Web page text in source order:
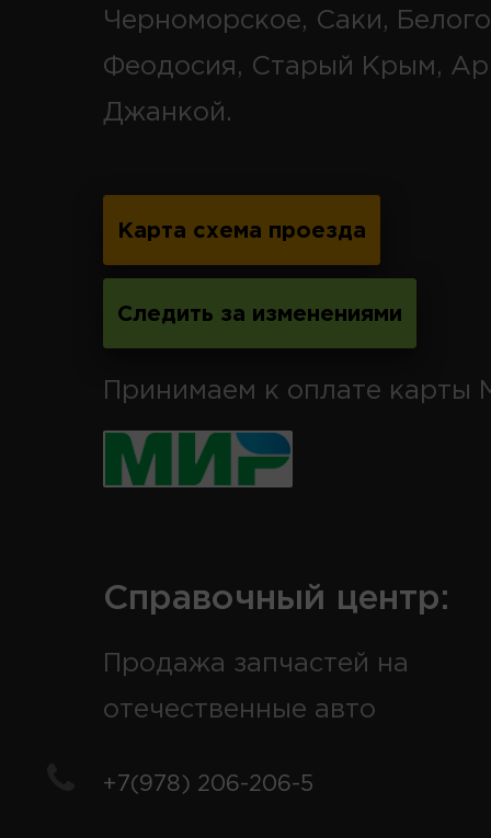
Черноморское, Саки,
Феодосия, Старый Крым,
Джанкой.
Карта схема проезда
Следить за изменениями
Принимаем к оплате карты
Справочный центр:
Продажа запчастей на
отечественные авто
+7(978) 206-206-5